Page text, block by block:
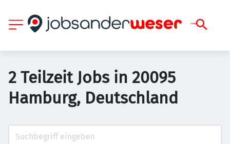
2 Teilzeit Jobs in 20095
Hamburg, Deutschland